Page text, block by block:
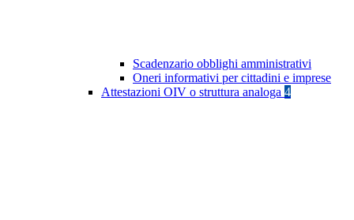
Scadenzario obblighi amministrativi
Oneri informativi per cittadini e imprese
Attestazioni OIV o struttura analoga 4